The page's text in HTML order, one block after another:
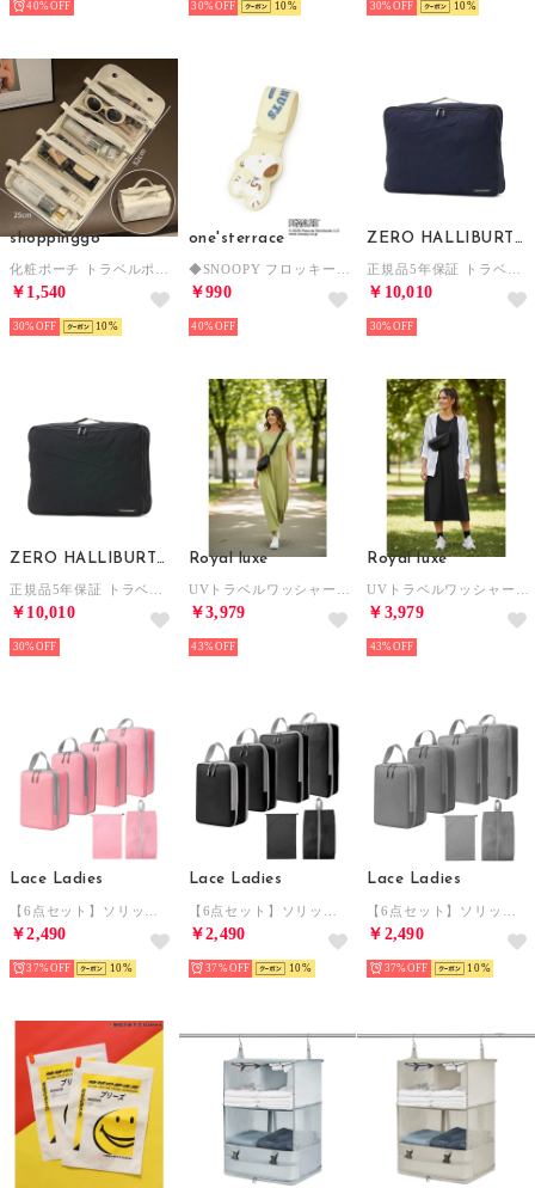
40% 30% 10 30% 10
shoppinggo
￥1,540
30% 10
one'sterrace
￥990
40%
ZERO HALLIBURTON
￥10,010
30%
ZERO HALLIBURTON
￥10,010
30%
Royal luxe
￥3,979
43%
Royal luxe
￥3,979
43%
Lace Ladies
￥2,490
37% 10
Lace Ladies
￥2,490
37% 10
Lace Ladies
￥2,490
37% 10